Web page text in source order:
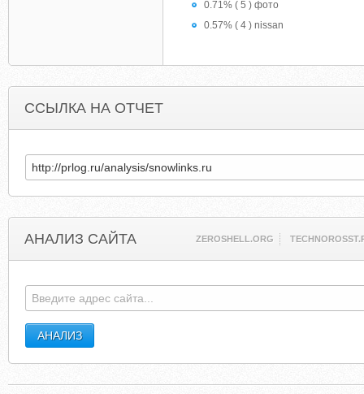
0.71% ( 5 ) фото
0.57% ( 4 ) nissan
ССЫЛКА НА ОТЧЕТ
АНАЛИЗ САЙТА ZEROSHELL.ORG